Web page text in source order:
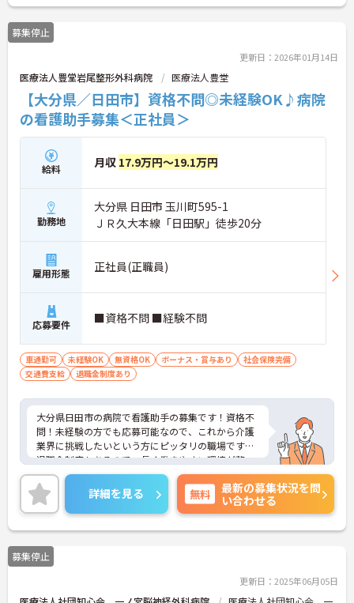
募集停止
更新日：2026年01月14日
医療法人豊堂岩尾整形外科病院 医療法人豊堂
【大分県／日田市】資格不問◎未経験OK♪病院
の看護助手募集＜正社員＞
給料 月収 17.9万円～19.1万円
勤務地
大分県 日田市 玉川町595-1
ＪＲ久大本線「日田駅」徒歩20分
雇用形態 正社員(正職員)
応募要件 ■資格不問 ■経験不問
車通勤可 未経験OK 無資格OK ボーナス・賞与あり
社会保険完備
交通費支給
退職金制度あり
大分県日田市の病院で看護助手の募集です！資格不
問！未経験の方でも応募可能なので、これから介護
業界に挑戦したいという方にピッタリの職場です♪
退職金制度もあるので、長く働きやすい環境が整っ
ています！ご興味のある方は、面接ポイントをお伝
えしますので、お気軽にご連絡ください。
詳細を見る 無料
最新の募集状況を問
い合わせる
募集停止
更新日：2025年06月05日